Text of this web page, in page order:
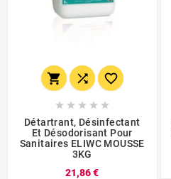
  
    
Détartrant, Désinfectant
Et Désodorisant Pour
Sanitaires ELIWC MOUSSE
3KG
21,86 €